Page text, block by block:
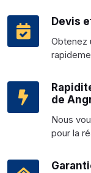
Devis
Obtenez
de
Nous
pour la